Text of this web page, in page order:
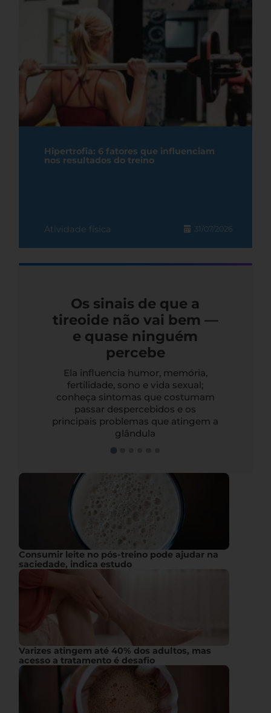
Hipertrofia: 6 fatores que influenciam
nos resultados do treino
Atividade física 31/07/2026
Os sinais de que a
tireoide não vai bem —
e quase ninguém
percebe
Ela influencia humor, memória,
fertilidade, sono e vida sexual;
conheça sintomas que costumam
passar despercebidos e os
principais problemas que atingem a
glândula
Consumir leite no pós-treino pode ajudar na
saciedade, indica estudo
Varizes atingem até 40% dos adultos, mas
acesso a tratamento é desafio